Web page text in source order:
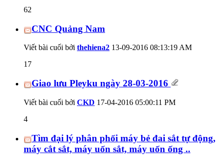
62
CNC Quảng Nam
Viết bài cuối bởi thehiena2 13-09-2016 08:13:19 AM
17
Giao lưu Pleyku ngày 28-03-2016
Viết bài cuối bởi CKD 17-04-2016 05:00:11 PM
4
Tìm đại lý phân phối máy bẻ đai sắt tự động,
máy cắt sắt, máy uốn sắt, máy uốn ống ..